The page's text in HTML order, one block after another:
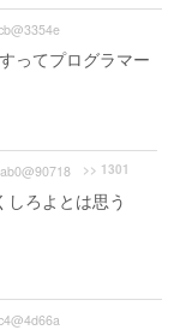
ってプログラマー
>> 1301
ろよとは思う